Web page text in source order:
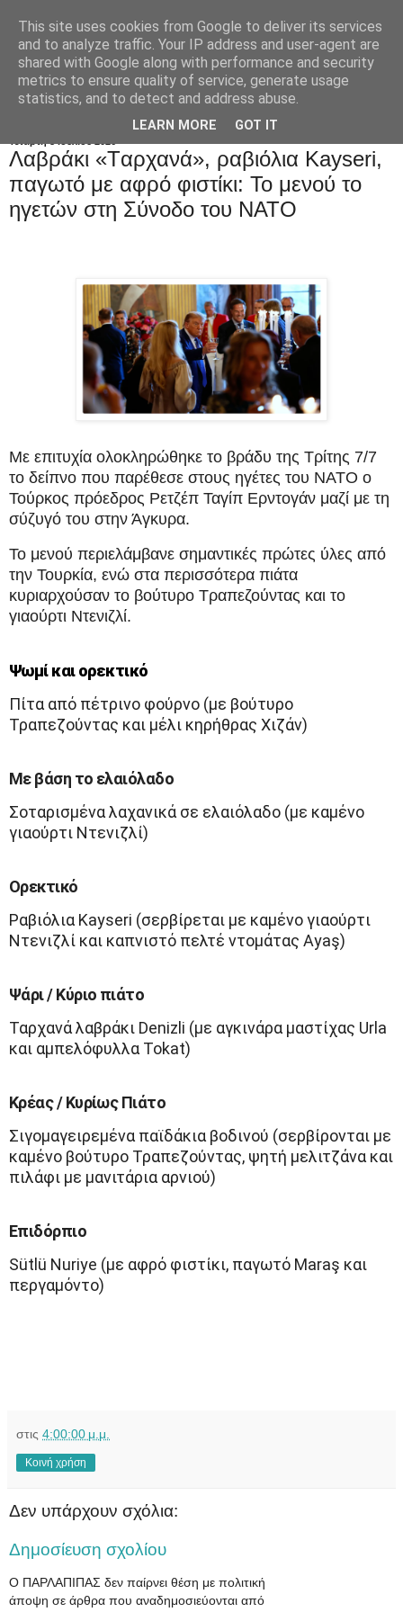
Λαβράκι «Tαρχανά», ραβιόλια Kayseri,
παγωτό με αφρό φιστίκι: Το μενού το
ηγετών στη Σύνοδο του ΝΑΤΟ
Με επιτυχία ολοκληρώθηκε το βράδυ της Τρίτης 7/7
το δείπνο που παρέθεσε στους ηγέτες του NATO ο
Τούρκος πρόεδρος Ρετζέπ Ταγίπ Ερντογάν μαζί με τη
σύζυγό του στην Άγκυρα.
Το μενού περιελάμβανε σημαντικές πρώτες ύλες από
την Τουρκία, ενώ στα περισσότερα πιάτα
κυριαρχούσαν το βούτυρο Τραπεζούντας και το
γιαούρτι Ντενιζλί.
Ψωμί και ορεκτικό
Πίτα από πέτρινο φούρνο (με βούτυρο
Τραπεζούντας και μέλι κηρήθρας Χιζάν)
Με βάση το ελαιόλαδο
Σοταρισμένα λαχανικά σε ελαιόλαδο (με καμένο
γιαούρτι Ντενιζλί)
Ορεκτικό
Ραβιόλια Kayseri (σερβίρεται με καμένο γιαούρτι
Ντενιζλί και καπνιστό πελτέ ντομάτας Ayaş)
Ψάρι / Κύριο πιάτο
Ταρχανά λαβράκι Denizli (με αγκινάρα μαστίχας Urla
και αμπελόφυλλα Tokat)
Κρέας / Κυρίως Πιάτο
Σιγομαγειρεμένα παϊδάκια βοδινού (σερβίρονται με
καμένο βούτυρο Τραπεζούντας, ψητή μελιτζάνα και
πιλάφι με μανιτάρια αρνιού)
Επιδόρπιο
Sütlü Nuriye (με αφρό φιστίκι, παγωτό Maraş και
περγαμόντο)
στις 4:00:00 μ.μ.
Κοινή χρήση
Δεν υπάρχουν σχόλια:
Δημοσίευση σχολίου
Ο ΠΑΡΛΑΠΙΠΑΣ δεν παίρνει θέση με πολιτική
άποψη σε άρθρα που αναδημοσιεύονται από
This site uses cookies from Google to deliver its services
and to analyze traffic. Your IP address and user-agent are
shared with Google along with performance and security
metrics to ensure quality of service, generate usage
statistics, and to detect and address abuse.
LEARN MORE GOT IT